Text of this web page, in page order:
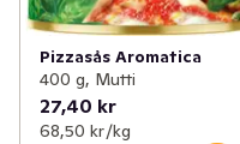
Pizzasås Aromatica
400 g, Mutti
27,40 kr
68,50 kr /kg